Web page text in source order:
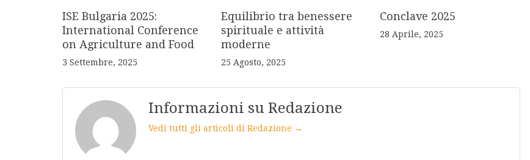
ISE Bulgaria 2025:
International Conference
on Agriculture and Food
3 Settembre, 2025
Equilibrio tra benessere
spirituale e attività
moderne
25 Agosto, 2025
Conclave 2025
28 Aprile, 2025
Informazioni su Redazione
Vedi tutti gli articoli di Redazione →